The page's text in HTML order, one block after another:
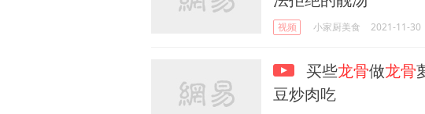
视频 小家厨美食 2021-11-30
买些龙骨做龙骨
豆炒肉吃